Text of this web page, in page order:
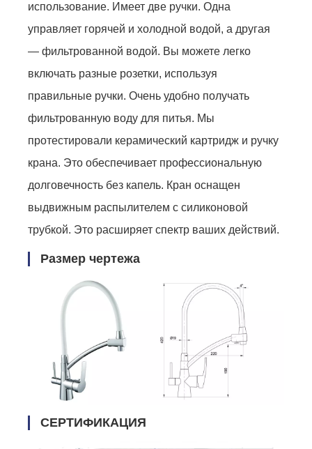
использование. Имеет две ручки. Одна
управляет горячей и холодной водой, а другая
— фильтрованной водой. Вы можете легко
включать разные розетки, используя
правильные ручки. Очень удобно получать
фильтрованную воду для питья. Мы
протестировали керамический картридж и ручку
крана. Это обеспечивает профессиональную
долговечность без капель. Кран оснащен
выдвижным распылителем с силиконовой
трубкой. Это расширяет спектр ваших действий.
Размер чертежа
СЕРТИФИКАЦИЯ